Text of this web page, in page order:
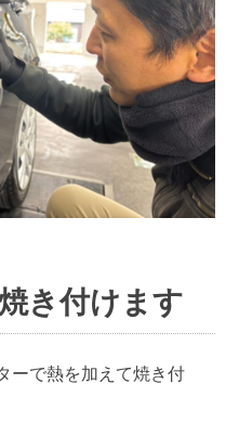
き付けます
ーで熱を加えて焼き付